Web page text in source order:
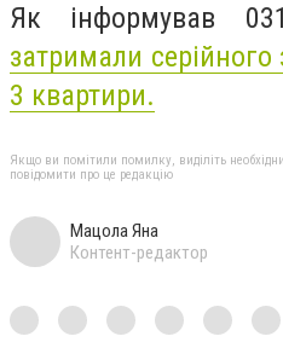
Як інформував
затримали серійного
3 квартири.
Якщо ви помітили помилку, виділіть
повідомити про це редакцію
Мацола Яна
Контент-редактор